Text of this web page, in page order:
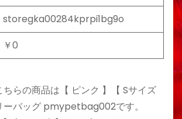
storegka00284kprpi1bg9o
￥0
ちらの商品は【 ピンク 】【 Sサイズ
ーバッグ pmypetbag002です。